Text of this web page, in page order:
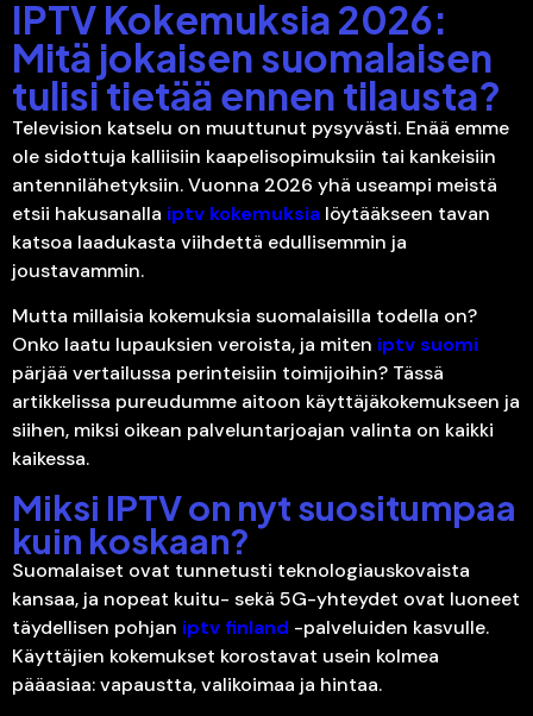
IPTV Kokemuksia 2026:
Mitä jokaisen suomalaisen
tulisi tietää ennen tilausta?
Television katselu on muuttunut pysyvästi. Enää emme
ole sidottuja kalliisiin kaapelisopimuksiin tai kankeisiin
antennilähetyksiin. Vuonna 2026 yhä useampi meistä
etsii hakusanalla iptv kokemuksia löytääkseen tavan
katsoa laadukasta viihdettä edullisemmin ja
joustavammin.
Mutta millaisia kokemuksia suomalaisilla todella on?
Onko laatu lupauksien veroista, ja miten iptv suomi
pärjää vertailussa perinteisiin toimijoihin? Tässä
artikkelissa pureudumme aitoon käyttäjäkokemukseen ja
siihen, miksi oikean palveluntarjoajan valinta on kaikki
kaikessa.
Miksi IPTV on nyt suositumpaa
kuin koskaan?
Suomalaiset ovat tunnetusti teknologiauskovaista
kansaa, ja nopeat kuitu- sekä 5G-yhteydet ovat luoneet
täydellisen pohjan iptv finland -palveluiden kasvulle.
Käyttäjien kokemukset korostavat usein kolmea
pääasiaa: vapaustta, valikoimaa ja hintaa.